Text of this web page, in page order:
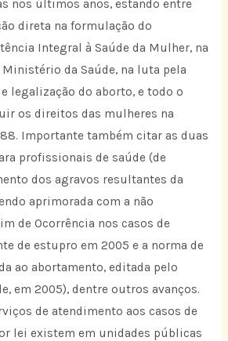
nos últimos anos, estando entre
direta na formulação do
Integral à Saúde da Mulher, na
Ministério da Saúde, na luta pela
legalização do aborto, e todo o
os direitos das mulheres na
Importante também citar as duas
profissionais de saúde (de
dos agravos resultantes da
aprimorada com a não
de Ocorrência nos casos de
de estupro em 2005 e a norma de
ao abortamento, editada pelo
em 2005), dentre outros avanços.
de atendimento aos casos de
lei existem em unidades públicas